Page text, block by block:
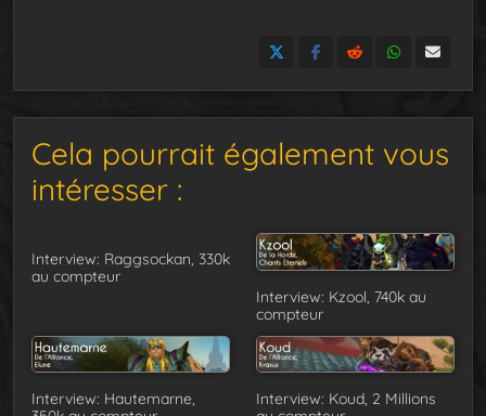
Cela pourrait également vous
intéresser :
Interview: Raggsockan, 330k
au compteur
Interview: Kzool, 740k au
compteur
Interview: Hautemarne,
Interview: Koud, 2 Millions